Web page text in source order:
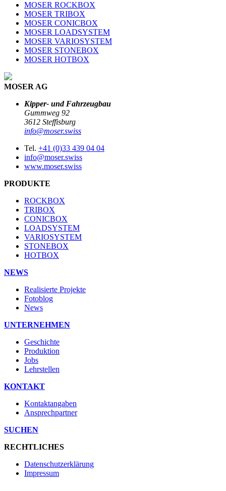
MOSER ROCKBOX
MOSER TRIBOX
MOSER CONICBOX
MOSER LOADSYSTEM
MOSER VARIOSYSTEM
MOSER STONEBOX
MOSER HOTBOX
MOSER AG
Kipper- und Fahrzeugbau
Gummweg 92
3612 Steffisburg
info@moser.swiss
Tel. +41 (0)33 439 04 04
info@moser.swiss
www.moser.swiss
PRODUKTE
ROCKBOX
TRIBOX
CONICBOX
LOADSYSTEM
VARIOSYSTEM
STONEBOX
HOTBOX
NEWS
Realisierte Projekte
Fotoblog
News
UNTERNEHMEN
Geschichte
Produktion
Jobs
Lehrstellen
KONTAKT
Kontaktangaben
Ansprechpartner
SUCHEN
RECHTLICHES
Datenschutzerklärung
Impressum